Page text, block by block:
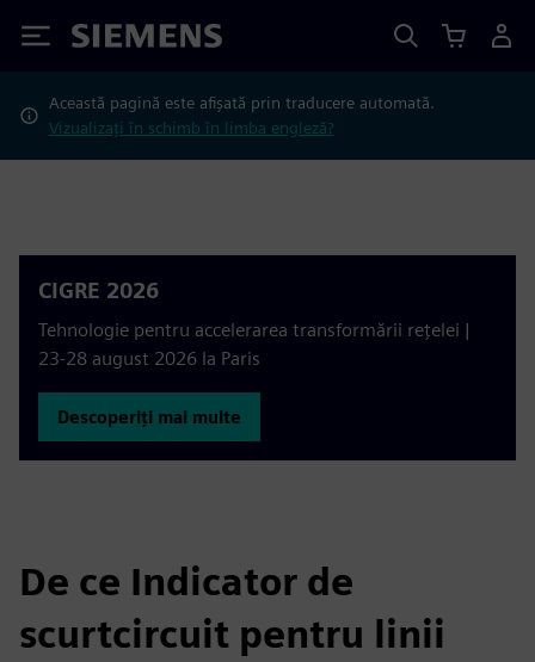
Siemens
Această pagină este afișată prin traducere automată.
Vizualizați în schimb în limba engleză?
CIGRE 2026
Tehnologie pentru accelerarea transformării rețelei |
23-28 august 2026 la Paris
Descoperiți mai multe
De ce Indicator de
scurtcircuit pentru linii